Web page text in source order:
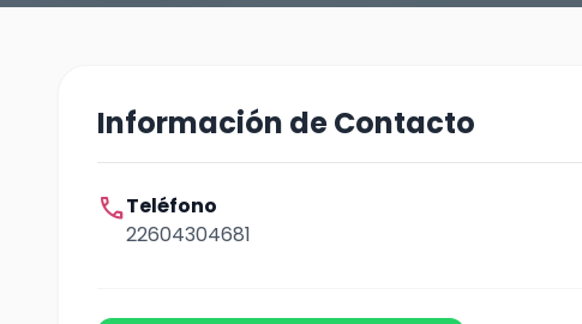
Información de Contacto
callTeléfono
22604304681